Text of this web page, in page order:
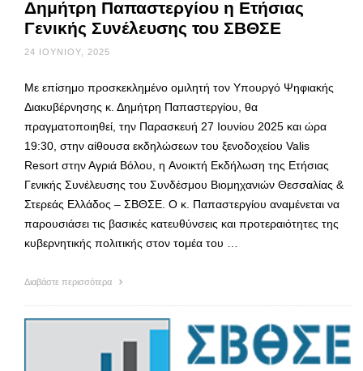
Δημήτρη Παπαστεργίου η Ετήσιας
Γενικής Συνέλευσης του ΣΒΘΣΕ
24 ΙΟΥΝΊΟΥ, 2025
Με επίσημο προσκεκλημένο ομιλητή τον Υπουργό Ψηφιακής
Διακυβέρνησης κ. Δημήτρη Παπαστεργίου, θα
πραγματοποιηθεί, την Παρασκευή 27 Ιουνίου 2025 και ώρα
19:30, στην αίθουσα εκδηλώσεων του ξενοδοχείου Valis
Resort στην Αγριά Βόλου, η Ανοικτή Εκδήλωση της Ετήσιας
Γενικής Συνέλευσης του Συνδέσμου Βιομηχανιών Θεσσαλίας &
Στερεάς Ελλάδος – ΣΒΘΣΕ. Ο κ. Παπαστεργίου αναμένεται να
παρουσιάσει τις βασικές κατευθύνσεις και προτεραιότητες της
κυβερνητικής πολιτικής στον τομέα του …
Διαβάστε περισσότερα